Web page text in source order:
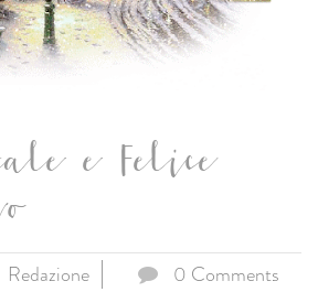
e Felice
Redazione
0 Comments